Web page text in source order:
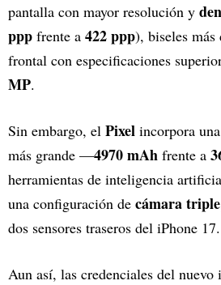
pantalla con mayor resolución y
ppp frente a 422 ppp), biseles más
frontal con especificaciones
MP.
Sin embargo, el Pixel incorpora
más grande —4970 mAh frente a
herramientas de inteligencia
una configuración de cámara triple
dos sensores traseros del iPhone 17.
Aun así, las credenciales del nuevo